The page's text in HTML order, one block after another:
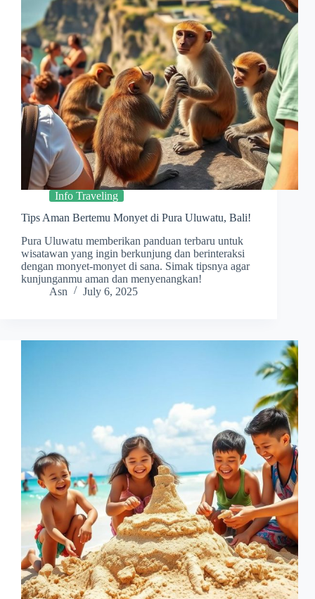
Info Traveling
Tips Aman Bertemu Monyet di Pura Uluwatu, Bali!
Pura Uluwatu memberikan panduan terbaru untuk
wisatawan yang ingin berkunjung dan berinteraksi
dengan monyet-monyet di sana. Simak tipsnya agar
kunjunganmu aman dan menyenangkan!
Asn
July 6, 2025